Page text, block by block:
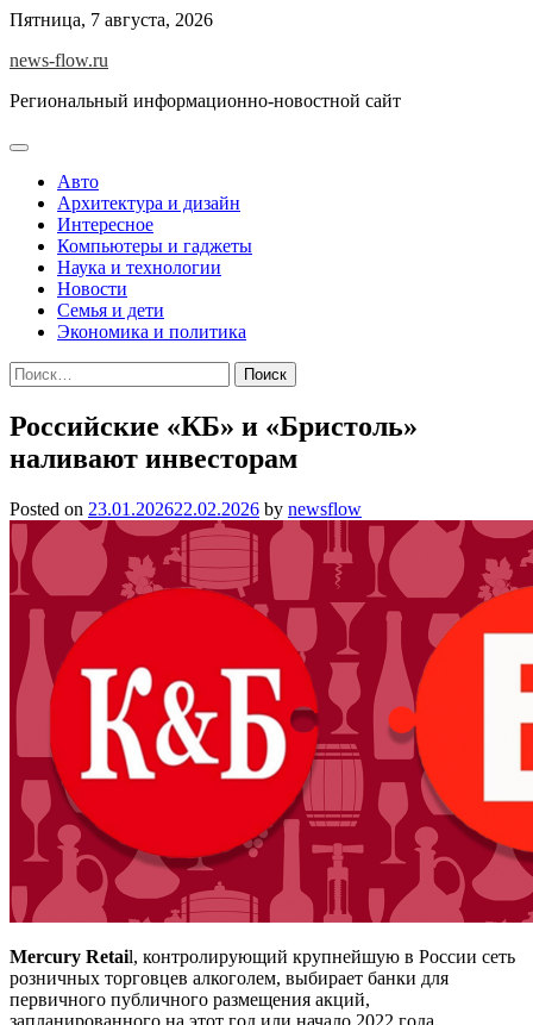
Skip
content
Пятница, 7 августа, 2026
news-flow.ru
Региональный информационно-новостной сайт
Авто
Архитектура и дизайн
Интересное
Компьютеры и гаджеты
Наука и технологии
Новости
Семья и дети
Экономика и политика
Найти:
Российские «КБ» и «Бристоль»
наливают инвесторам
Posted on 23.01.202622.02.2026 by newsflow
Mercury Retail, контролирующий крупнейшую в России сеть
розничных торговцев алкоголем, выбирает банки для
первичного публичного размещения акций,
запланированного на этот год или начало 2022 года.